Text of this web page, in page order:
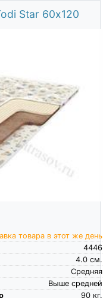
Star 60х120
товара в этот же день
4446
см.
4.0
Средняя
Выше средней
кг.
90